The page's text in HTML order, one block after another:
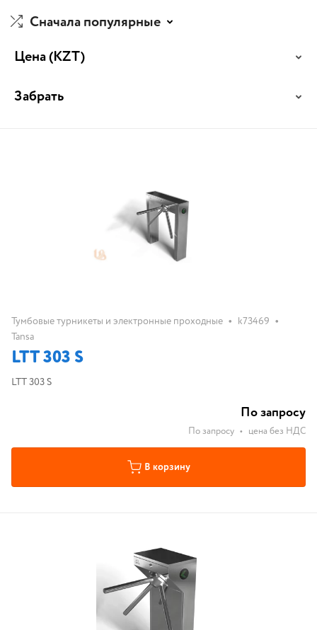
Сначала популярные
Цена(KZT)
Забрать
Тумбовые турникеты и электронные проходные • k73469 •
Tansa
LTT 303 S
LTT 303 S
По запросу
По запросу • цена без НДС
В корзину